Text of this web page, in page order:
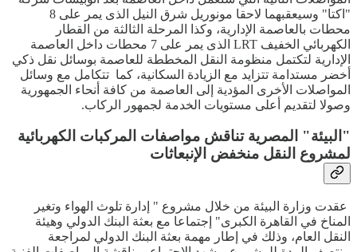
"اكتا" وسيعقبهما لاحقا مونوريل شرق النيل الذى يمر على 8
محطات بالعاصمة الإدارية، وكذا المرحلة الثالثة من القطار
الكهربائي الخفيف LRT الذى يمر على 7 محطات داخل العاصمة
الإدارية لتكتمل منظومة النقل المخططة للعاصمة بوسائل نقل ذكي
أخضر مستدامة تتزايد مع الزيادة السكانية، كما تتكامل مع وسائل
المواصلات الأخرى المؤدية إلى العاصمة من كافة أنحاء الجمهورية
وصولا لتقديم أعلى مستويات الخدمة لجمهور الركاب.
"البيئة" المصرية تناقش مواصفات المركبات الكهربائية
لمشروع النقل منخفض الإنبعاثات
عقدت وزارة البيئة من خلال مشروع " إدارة تلوث الهواء وتغير
المناخ في القاهرة الكبرى" إجتماعا مع بعثة البنك الدولي وهيئة
النقل العام، وذلك في إطار مهمة بعثة البنك الدولي لمراجعة